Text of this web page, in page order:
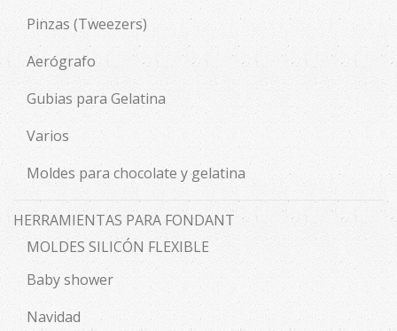
Pinzas (Tweezers)
Aerógrafo
Gubias para Gelatina
Varios
Moldes para chocolate y gelatina
HERRAMIENTAS PARA FONDANT
MOLDES SILICÓN FLEXIBLE
Baby shower
Navidad